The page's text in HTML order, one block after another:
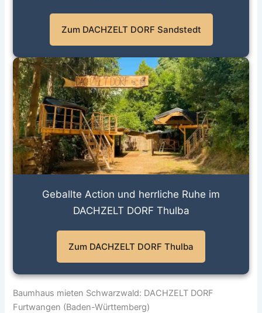
Zum DACHZELT DORF Sandstedt
Geballte Action und herrliche Ruhe im
DACHZELT DORF Thulba
Zum DACHZELT DORF Thulba
Baumhaus mieten Schwarzwald: DACHZELT DORF
Furtwangen (Baden-Württemberg)